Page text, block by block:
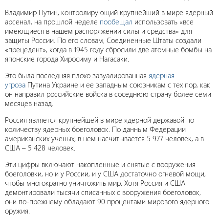
Владимир Путин, контролирующий крупнейший в мире ядерный
арсенал, на прошлой неделе пообещал использовать «все
имеющиеся в нашем распоряжении силы и средства» для
защиты России. По его словам, Соединенные Штаты создали
«прецедент», когда в 1945 году сбросили две атомные бомбы на
японские города Хиросиму и Нагасаки.
Это была последняя плохо завуалированная ядерная
угроза Путина Украине и ее западным союзникам с тех пор, как
он направил российские войска в соседнюю страну более семи
месяцев назад.
Россия является крупнейшей в мире ядерной державой по
количеству ядерных боеголовок. По данным Федерации
американских ученых, в нем насчитывается 5 977 человек, а в
США – 5 428 человек.
Эти цифры включают накопленные и снятые с вооружения
боеголовки, но и у России, и у США достаточно огневой мощи,
чтобы многократно уничтожить мир. Хотя Россия и США
демонтировали тысячи списанных с вооружения боеголовок,
они по-прежнему обладают 90 процентами мирового ядерного
оружия.